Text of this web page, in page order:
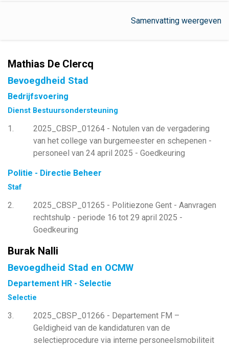
Samenvatting weergeven
Mathias De Clercq
Bevoegdheid Stad
Bedrijfsvoering
Dienst Bestuursondersteuning
1
2025_CBSP_01264 - Notulen van de vergadering
van het college van burgemeester en schepenen -
personeel van 24 april 2025 - Goedkeuring
Politie - Directie Beheer
Staf
2
2025_CBSP_01265 - Politiezone Gent - Aanvragen
rechtshulp - periode 16 tot 29 april 2025 -
Goedkeuring
Burak Nalli
Bevoegdheid Stad en OCMW
Departement HR - Selectie
Selectie
3
2025_CBSP_01266 - Departement FM –
Geldigheid van de kandidaturen van de
selectieprocedure via interne personeelsmobiliteit